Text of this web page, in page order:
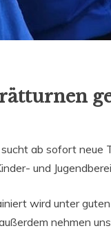
ab sofort neue
und
wird unter
nehmen